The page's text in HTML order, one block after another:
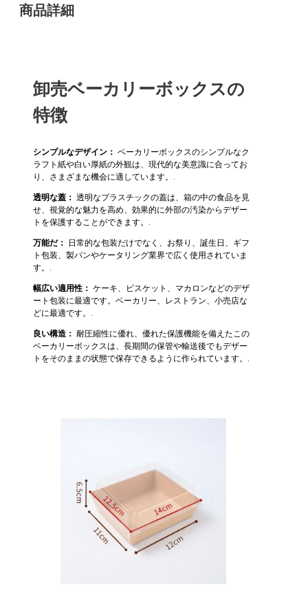
商品詳細
卸売ベーカリーボックスの
特徴
シンプルなデザイン： ベーカリーボックスのシンプルなク
ラフト紙や白い厚紙の外観は、現代的な美意識に合ってお
り、さまざまな機会に適しています。.
透明な蓋： 透明なプラスチックの蓋は、箱の中の食品を見
せ、視覚的な魅力を高め、効果的に外部の汚染からデザー
トを保護することができます。.
万能だ： 日常的な包装だけでなく、お祭り、誕生日、ギフ
ト包装、製パンやケータリング業界で広く使用されていま
す。.
幅広い適用性： ケーキ、ビスケット、マカロンなどのデザ
ート包装に最適です。ベーカリー、レストラン、小売店な
どに最適です。.
良い構造： 耐圧縮性に優れ、優れた保護機能を備えたこの
ベーカリーボックスは、長期間の保管や輸送後でもデザー
トをそのままの状態で保存できるように作られています。.